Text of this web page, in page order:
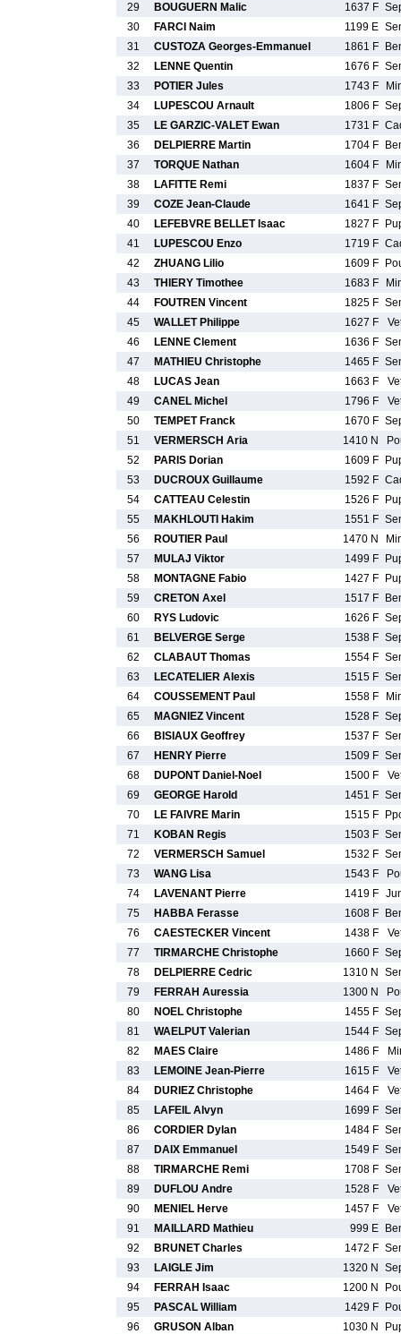
29
BOUGUERN Malic 1637 F
30
FARCI Naim 1199 E
31
CUSTOZA Georges-Emmanuel 1861 F
32
LENNE Quentin 1676 F
33
POTIER Jules 1743 F
34
LUPESCOU Arnault 1806 F
35
LE GARZIC-VALET Ewan 1731 F
36
DELPIERRE Martin 1704 F
37
TORQUE Nathan 1604 F
38
LAFITTE Remi 1837 F
39
COZE Jean-Claude 1641 F
40
LEFEBVRE BELLET Isaac 1827 F
41
LUPESCOU Enzo 1719 F
42
ZHUANG Lilio 1609 F
43
THIERY Timothee 1683 F
44
FOUTREN Vincent 1825 F
45
WALLET Philippe 1627 F
46
LENNE Clement 1636 F
47
MATHIEU Christophe 1465 F
48
LUCAS Jean 1663 F
49
CANEL Michel 1796 F
50
TEMPET Franck 1670 F
51
VERMERSCH Aria 1410 N
52
PARIS Dorian 1609 F
53
DUCROUX Guillaume 1592 F
54
CATTEAU Celestin 1526 F
55
MAKHLOUTI Hakim 1551 F
56
ROUTIER Paul 1470 N
57
MULAJ Viktor 1499 F
58
MONTAGNE Fabio 1427 F
59
CRETON Axel 1517 F
60
RYS Ludovic 1626 F
61
BELVERGE Serge 1538 F
62
CLABAUT Thomas 1554 F
63
LECATELIER Alexis 1515 F
64
COUSSEMENT Paul 1558 F
65
MAGNIEZ Vincent 1528 F
66
BISIAUX Geoffrey 1537 F
67
HENRY Pierre 1509 F
68
DUPONT Daniel-Noel 1500 F
69
GEORGE Harold 1451 F
70
LE FAIVRE Marin 1515 F
71
KOBAN Regis 1503 F
72
VERMERSCH Samuel 1532 F
73
WANG Lisa 1543 F
74
LAVENANT Pierre 1419 F
75
HABBA Ferasse 1608 F
76
CAESTECKER Vincent 1438 F
77
TIRMARCHE Christophe 1660 F
78
DELPIERRE Cedric 1310 N
79
FERRAH Auressia 1300 N
80
NOEL Christophe 1455 F
81
WAELPUT Valerian 1544 F
82
MAES Claire 1486 F
83
LEMOINE Jean-Pierre 1615 F
84
DURIEZ Christophe 1464 F
85
LAFEIL Alvyn 1699 F
86
CORDIER Dylan 1484 F
87
DAIX Emmanuel 1549 F
88
TIRMARCHE Remi 1708 F
89
DUFLOU Andre 1528 F
90
MENIEL Herve 1457 F
91
MAILLARD Mathieu 999 E
92
BRUNET Charles 1472 F
93
LAIGLE Jim 1320 N
94
FERRAH Isaac 1200 N
95
PASCAL William 1429 F
96
GRUSON Alban 1030 N